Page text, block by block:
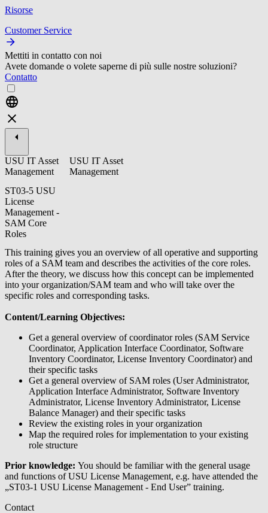
Risorse
Customer Service
Mettiti in contatto con noi
Avete domande o volete saperne di più sulle nostre soluzioni?
Contatto
USU IT Asset
Management
ST03-5 USU
License
Management -
SAM Core
Roles
USU IT Asset
Management
This training gives you an overview of all operative and supporting
roles of a SAM team and describes the activities of the core roles.
After the theory, we discuss how this concept can be implemented
into your organization/SAM team and who will take over the
specific roles and corresponding tasks.
Content/Learning Objectives:
Get a general overview of coordinator roles (SAM Service
Coordinator, Application Interface Coordinator, Software
Inventory Coordinator, License Inventory Coordinator) and
their specific tasks
Get a general overview of SAM roles (User Administrator,
Application Interface Administrator, Software Inventory
Administrator, License Inventory Administrator, License
Balance Manager) and their specific tasks
Review the existing roles in your organization
Map the required roles for implementation to your existing
role structure
Prior knowledge: You should be familiar with the general usage
and functions of USU License Management, e.g. have attended the
„ST03-1 USU License Management - End User” training.
Contact